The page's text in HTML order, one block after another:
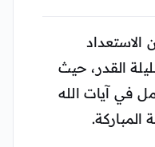
القدر، حيث
في آيات الله
المباركة.